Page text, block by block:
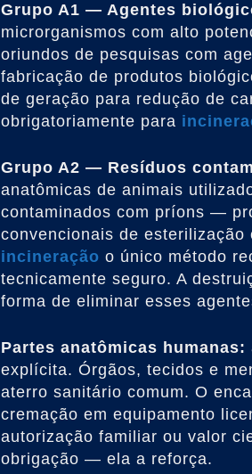
Grupo A1 — Agentes
microrganismos com alto
oriundos de pesquisas com
fabricação de produtos
de geração para redução de
obrigatoriamente para
Grupo A2 — Resíduos
anatômicas de animais
contaminados com príons —
convencionais de
incineração o único método
tecnicamente seguro. A
forma de eliminar esses
Partes anatômicas humanas:
explícita. Órgãos, tecidos e
aterro sanitário comum. O
cremação em equipamento
autorização familiar ou valor
obrigação — ela a reforça.